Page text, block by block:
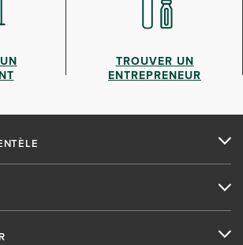
TROUVER UN
ENTREPRENEUR